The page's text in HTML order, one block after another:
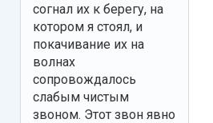
согнал их к берегу, на
котором я стоял, и
покачивание их на
волнах
сопровождалось
слабым чистым
звоном. Этот звон явно